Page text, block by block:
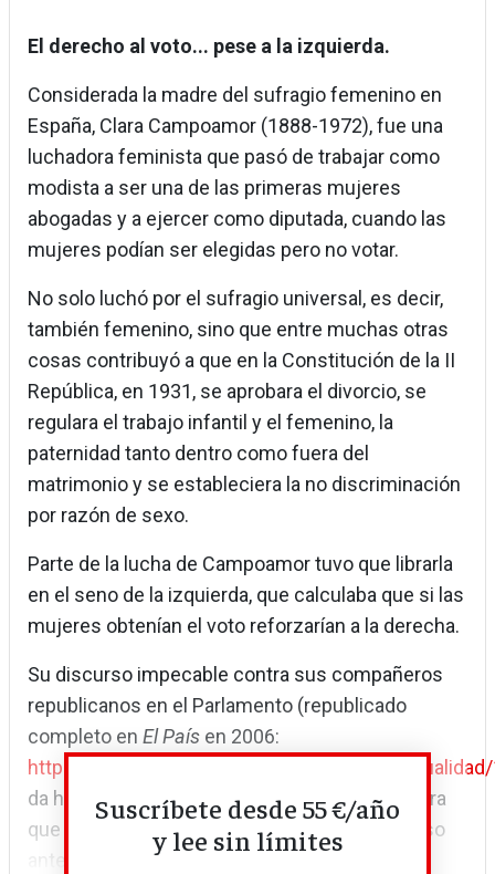
El derecho al voto... pese a la izquierda.
Considerada la madre del sufragio femenino en
España, Clara Campoamor (1888-1972), fue una
luchadora feminista que pasó de trabajar como
modista a ser una de las primeras mujeres
abogadas y a ejercer como diputada, cuando las
mujeres podían ser elegidas pero no votar.
No solo luchó por el sufragio universal, es decir,
también femenino, sino que entre muchas otras
cosas contribuyó a que en la Constitución de la II
República, en 1931, se aprobara el divorcio, se
regulara el trabajo infantil y el femenino, la
paternidad tanto dentro como fuera del
matrimonio y se estableciera la no discriminación
por razón de sexo.
Parte de la lucha de Campoamor tuvo que librarla
en el seno de la izquierda, que calculaba que si las
mujeres obtenían el voto reforzarían a la derecha.
Su discurso impecable contra sus compañeros
republicanos en el Parlamento (republicado
completo en El País en 2006:
https://elpais.com/sociedad/2006/10/01/
da hoy por hoy vergüenza ajena. Parece mentira
que hubiera tenido que pronunciar ese discurso
ante unos hombres que, en...
Suscríbete desde 55 €/año
y lee sin límites